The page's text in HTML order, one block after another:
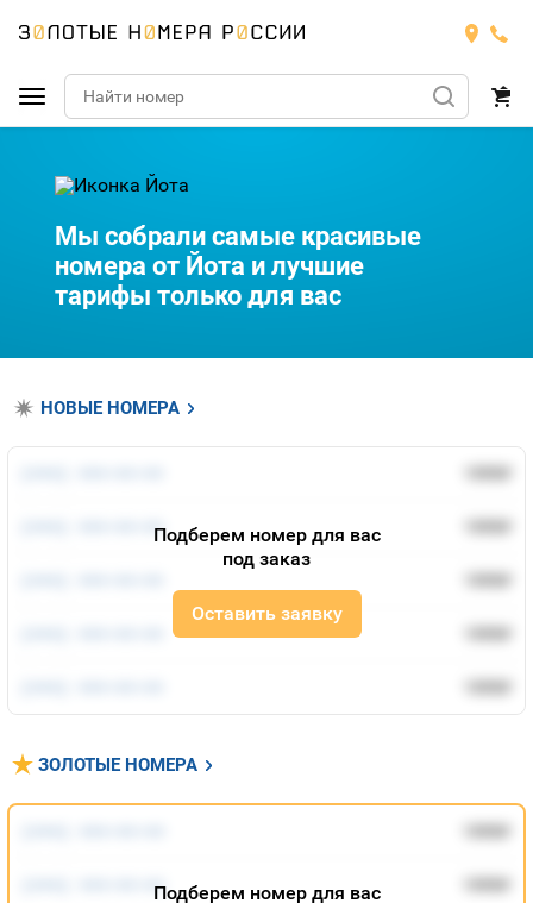
Билайн
Тарифы
Номера
МЕГАФОН
Тарифы
Йота
Мы собрали самые красивые
номера от Йота и лучшие
тарифы только для вас
НОВЫЕ НОМЕРА
1000
(***) ***-**-** 1000
1000
1000
1000
Подберем номер для вас
под заказ
Оставить заявку
ЗОЛОТЫЕ НОМЕРА
1000
(***) ***-**-** 1000
Подберем номер для вас